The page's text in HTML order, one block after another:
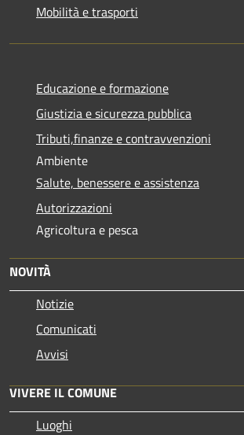
Mobilità e trasporti
Educazione e formazione
Giustizia e sicurezza pubblica
Tributi,finanze e contravvenzioni
Ambiente
Salute, benessere e assistenza
Autorizzazioni
Agricoltura e pesca
NOVITÀ
Notizie
Comunicati
Avvisi
VIVERE IL COMUNE
Luoghi